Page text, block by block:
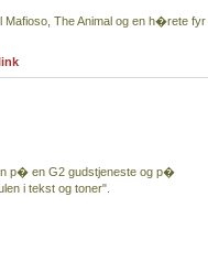
Mafioso, The Animal og en h�rete fyr
p� en G2 gudstjeneste og p�
i tekst og toner".